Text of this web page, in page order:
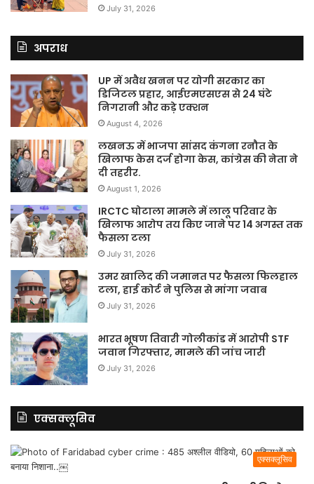
July 31, 2026
अपराध
UP में अवैध खनन पर योगी सरकार का
डिजिटल प्रहार, आईएमएसएस से 24 घंटे
निगरानी और कड़े एक्शन
August 4, 2026
लखनऊ में भाजपा सांसद कंगना रनौत के
खिलाफ केस दर्ज होगा केस, कांग्रेस की नेता ने
दी तहरीर.
August 1, 2026
IRCTC घोटाला मामले में लालू परिवार के
खिलाफ आरोप तय किए जाने पर 14 अगस्त तक
फैसला टला
July 31, 2026
उमर खालिद की जमानत पर फैसला फिलहाल
टला, हाई कोर्ट ने पुलिस से मांगा जवाब
July 31, 2026
भारत भूषण तिवारी गोलीकांड में आरोपी STF
जवान गिरफ्तार, मामले की जांच जारी
July 31, 2026
एक्सक्लूसिव
एक्सक्लूसिव